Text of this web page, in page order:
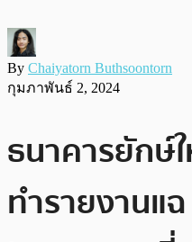
By Chaiyatorn Buthsoontorn
กุมภาพันธ์ 2, 2024
ธนาคารยักษ์
ทำรายงานแ